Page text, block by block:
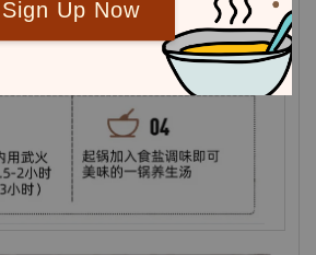
Sign Up Now